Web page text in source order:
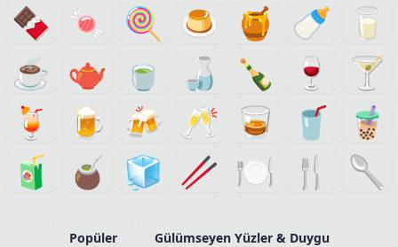
🍫 🍬 🍭 🍮 🍯 🍼
🥛
☕ 🫖 🍵 🍶 🍾 🍷
🍸
🍹
🍺 🍻 🥂 🥃 🥤
🧋
🧃
🧉 🧊 🥢 🍽️ 🍴 🥄
Popüler Gülümseyen Yüzler & Duygu